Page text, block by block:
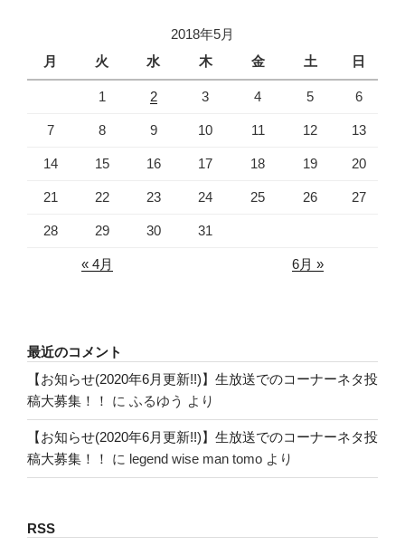
2018年5月
月
火 水 木 金 土 日
1 2 3 4 5 6
7 8 9 10 11 12 13
14 15 16 17 18 19 20
21 22 23 24 25 26 27
28 29 30 31
« 4月 6月 »
最近のコメント
【お知らせ(2020年6月更新!!)】生放送でのコーナーネタ投
稿大募集！！
に ふるゆう より
【お知らせ(2020年6月更新!!)】生放送でのコーナーネタ投
稿大募集！！
に legend wise man tomo より
RSS